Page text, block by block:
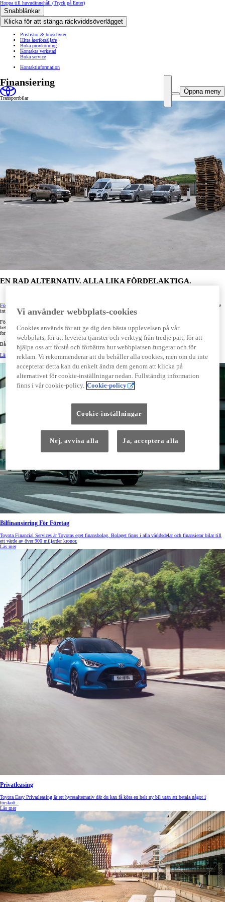
Hoppa till huvudinnehåll (Tryck på Enter)
Snabblänkar
Klicka för att stänga räckviddsöverlägget
Prislistor & broschyrer
Hitta återförsäljare
Boka provkörning
Kontakta verkstad
Boka service
Kontaktinformation
Öppna meny
Finansiering
Transportbilar
EN RAD ALTERNATIV. ALLA LIKA FÖRDELAKTIGA.
Företagsleasing
kommer i olika former. Du kanske känner till finansiell och operationell leasing? Men kanske
inte vet vad som är bäst för dig?
För enkelhetens skull kan man säga att finansiell leasing innebär ett lån, där bilen blir säkerheten och man
betalar en månadskostnad till Toyota. Medan operationell leasing är en form av långtidshyra där Toyota
fortfarande har ansvar för bilen.
Båda har sina fördelar – och vi ger dig alltid det som passar bäst.
Läs mer om vilket alternativ som passar dig bäst här.
Bilfinansiering För Företag
Toyota Financial Services är Toyotas eget finansbolag. Bolaget finns i alla världsdelar och finansierar bilar till
ett värde av över 900 miljarder kronor.
Läs mer
Privatleasing
Toyota Easy Privatleasing är ett hyresalternativ där du kan få köra en helt ny bil utan att betala något i
förskott.
Läs mer
Vi använder webbplats-cookies
Cookies används för att ge dig den bästa upplevelsen på vår
webbplats, för att leverera tjänster och verktyg från tredje part, för att
hjälpa oss att förstå och förbättra hur webbplatsen fungerar och för
reklam. Vi rekommenderar att du behåller alla cookies, men om du inte
accepterar detta kan du enkelt ändra dem genom att klicka på
alternativet för cookie-inställningar nedan. Fullständig information
finns i vår cookie-policy. Cookie-policy
Cookie-inställningar
Nej, avvisa alla Ja, acceptera alla